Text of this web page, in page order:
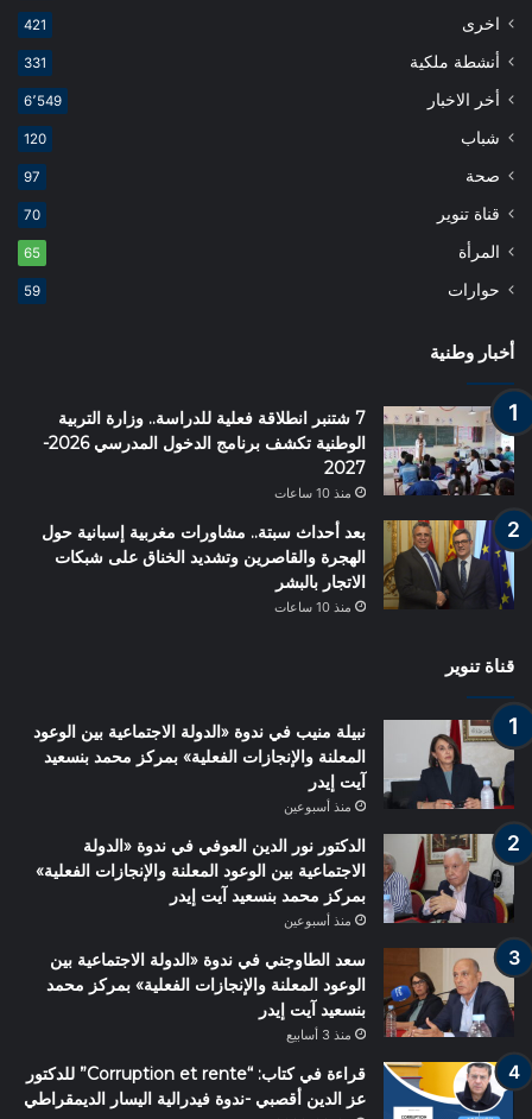
اخرى 421
أنشطة ملكية 331
أخر الاخبار 6٬549
شباب 120
صحة 97
قناة تنوير 70
المرأة 65
حوارات 59
أخبار وطنية
7 شتنبر انطلاقة فعلية للدراسة.. وزارة التربية
الوطنية تكشف برنامج الدخول المدرسي 2026-
2027
منذ 10 ساعات
بعد أحداث سبتة.. مشاورات مغربية إسبانية حول
الهجرة والقاصرين وتشديد الخناق على شبكات
الاتجار بالبشر
منذ 10 ساعات
قناة تنوير
نبيلة منيب في ندوة «الدولة الاجتماعية بين الوعود
المعلنة والإنجازات الفعلية» بمركز محمد بنسعيد
آيت إيدر
منذ أسبوعين
الدكتور نور الدين العوفي في ندوة «الدولة
الاجتماعية بين الوعود المعلنة والإنجازات الفعلية»
بمركز محمد بنسعيد آيت إيدر
منذ أسبوعين
سعد الطاوجني في ندوة «الدولة الاجتماعية بين
الوعود المعلنة والإنجازات الفعلية» بمركز محمد
بنسعيد آيت إيدر
منذ 3 أسابيع
قراءة في كتاب: “Corruption et rente” للدكتور
عز الدين أقصبي -ندوة فيدرالية اليسار الديمقراطي